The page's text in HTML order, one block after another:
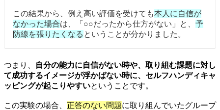
この結果から、例え高い評価を受けても本人に自信が
なかった場合は、「○○だったから仕方がない」と、 予
防線を張りたくなる ということが分かりました。
つまり、
自分の能力に自信がない時や、取り組む課題に対し
て成功するイメージが浮かばない時に、セルフハンディキャ
ッピングが起こりやすいということです。
この実験の場合、 正答のない問題に取り組んでいたグループ